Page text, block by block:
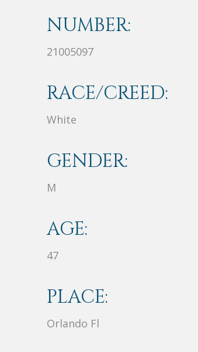
NUMBER:
21005097
RACE/CREED:
White
GENDER:
M
AGE:
47
PLACE:
Orlando Fl